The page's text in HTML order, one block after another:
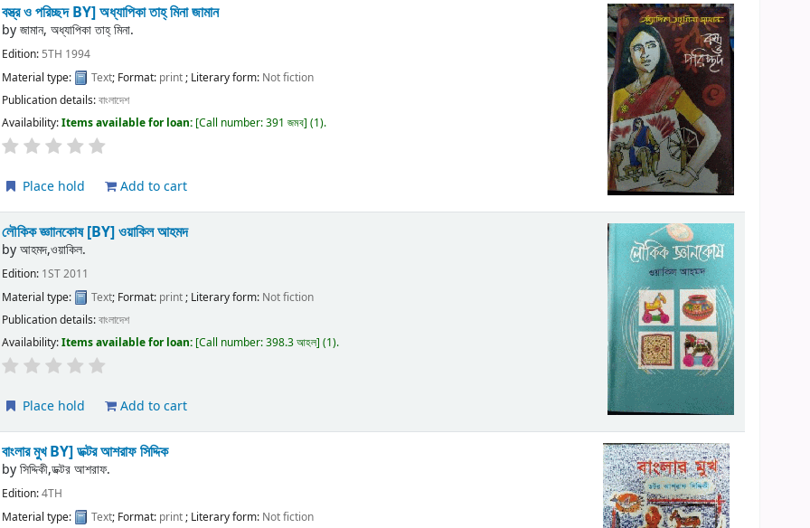
বস্ত্র ও পরিচ্ছদBY] অধ্যাপিকা তাহ্ মিনা জামান
byজামান, অধ্যাপিকা তাহ্ মিনা.
Edition: 5TH 1994
Material type:
Text; Format: print; Literary form: Not fiction
Publication details:বাংলাদেশ
Availability:Items available for loan: Call number:391 জমব (1).
Place hold Add to cart
লৌকিক জ্ঞাানকোষ[BY] ওয়াকিল আহমদ
byআহমদ,ওয়াকিল.
Edition: 1ST 2011
Material type:
Text; Format: print ; Literary form: Not fiction
Publication details:বাংলাদেশ
Availability:Items available for loan: Call number:398.3 আহল (1).
Place hold Add to cart
বাংলার মুখBY] ডক্টর আশরাফ সিদ্দিক
byসিদ্দিকী,ডক্টর আশরাফ.
Edition:4TH
Material type:
Text; Format: print; Literary form: Not fiction